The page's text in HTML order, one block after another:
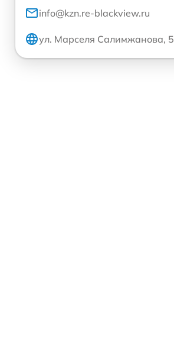
info@kzn.re-blackview.ru
ул. Марселя Салимжанова, 5